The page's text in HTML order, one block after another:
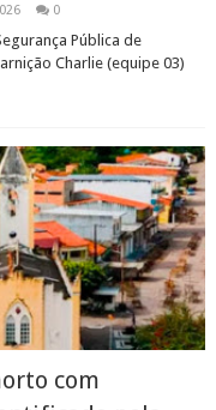
0
Pública de
Charlie (equipe 03)
com